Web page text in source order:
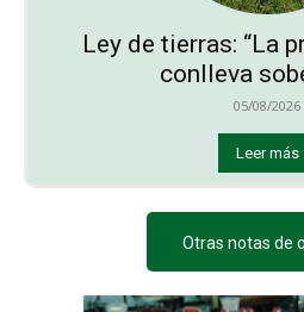
Ley de tierras: “La
conlleva
05/08/2026
Leer más
Otras notas de